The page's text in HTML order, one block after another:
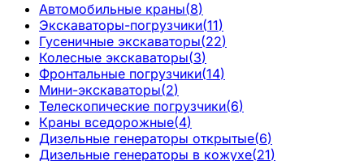
Автомобильные краны(8)
Экскаваторы-погрузчики(11)
Гусеничные экскаваторы(22)
Колесные экскаваторы(3)
Фронтальные погрузчики(14)
Мини-экскаваторы(2)
Телескопические погрузчики(6)
Краны вседорожные(4)
Дизельные генераторы открытые(6)
Дизельные генераторы в кожухе(21)